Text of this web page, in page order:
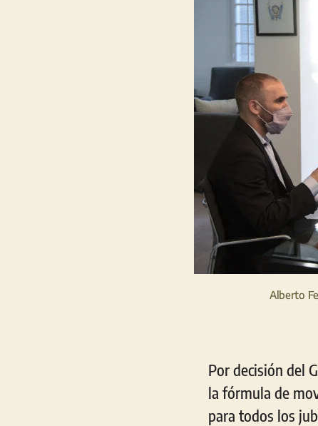
Alberto
Por decisión del
la fórmula de
para todos los